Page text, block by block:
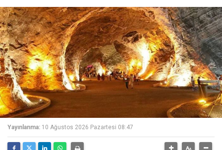
Yayınlanma: 10 Ağustos 2026 Pazartesi 08:47